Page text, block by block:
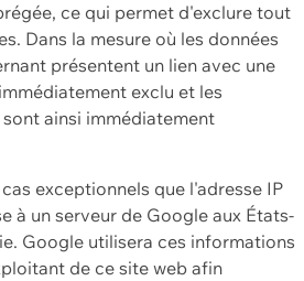
ce qui permet d'exclure tout
Dans la mesure où les données
présentent un lien avec une
exclu et les
ainsi immédiatement
exceptionnels que l'adresse IP
à un serveur de Google aux États-
Google utilisera ces informations
de ce site web afin